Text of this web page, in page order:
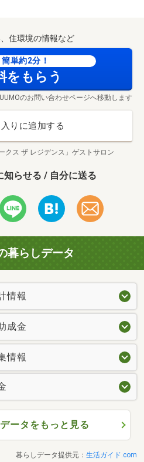
住環境の情報など
単約2分！
をもらう
のお問い合わせページへ移動します
りに追加する
クス ザ レジデンス」ゲストサロン
知らせる / 自分に送る
暮らしデータ
情報
成金
情報
ータをもっと見る
暮らしデータ提供元： 生活ガイド.com